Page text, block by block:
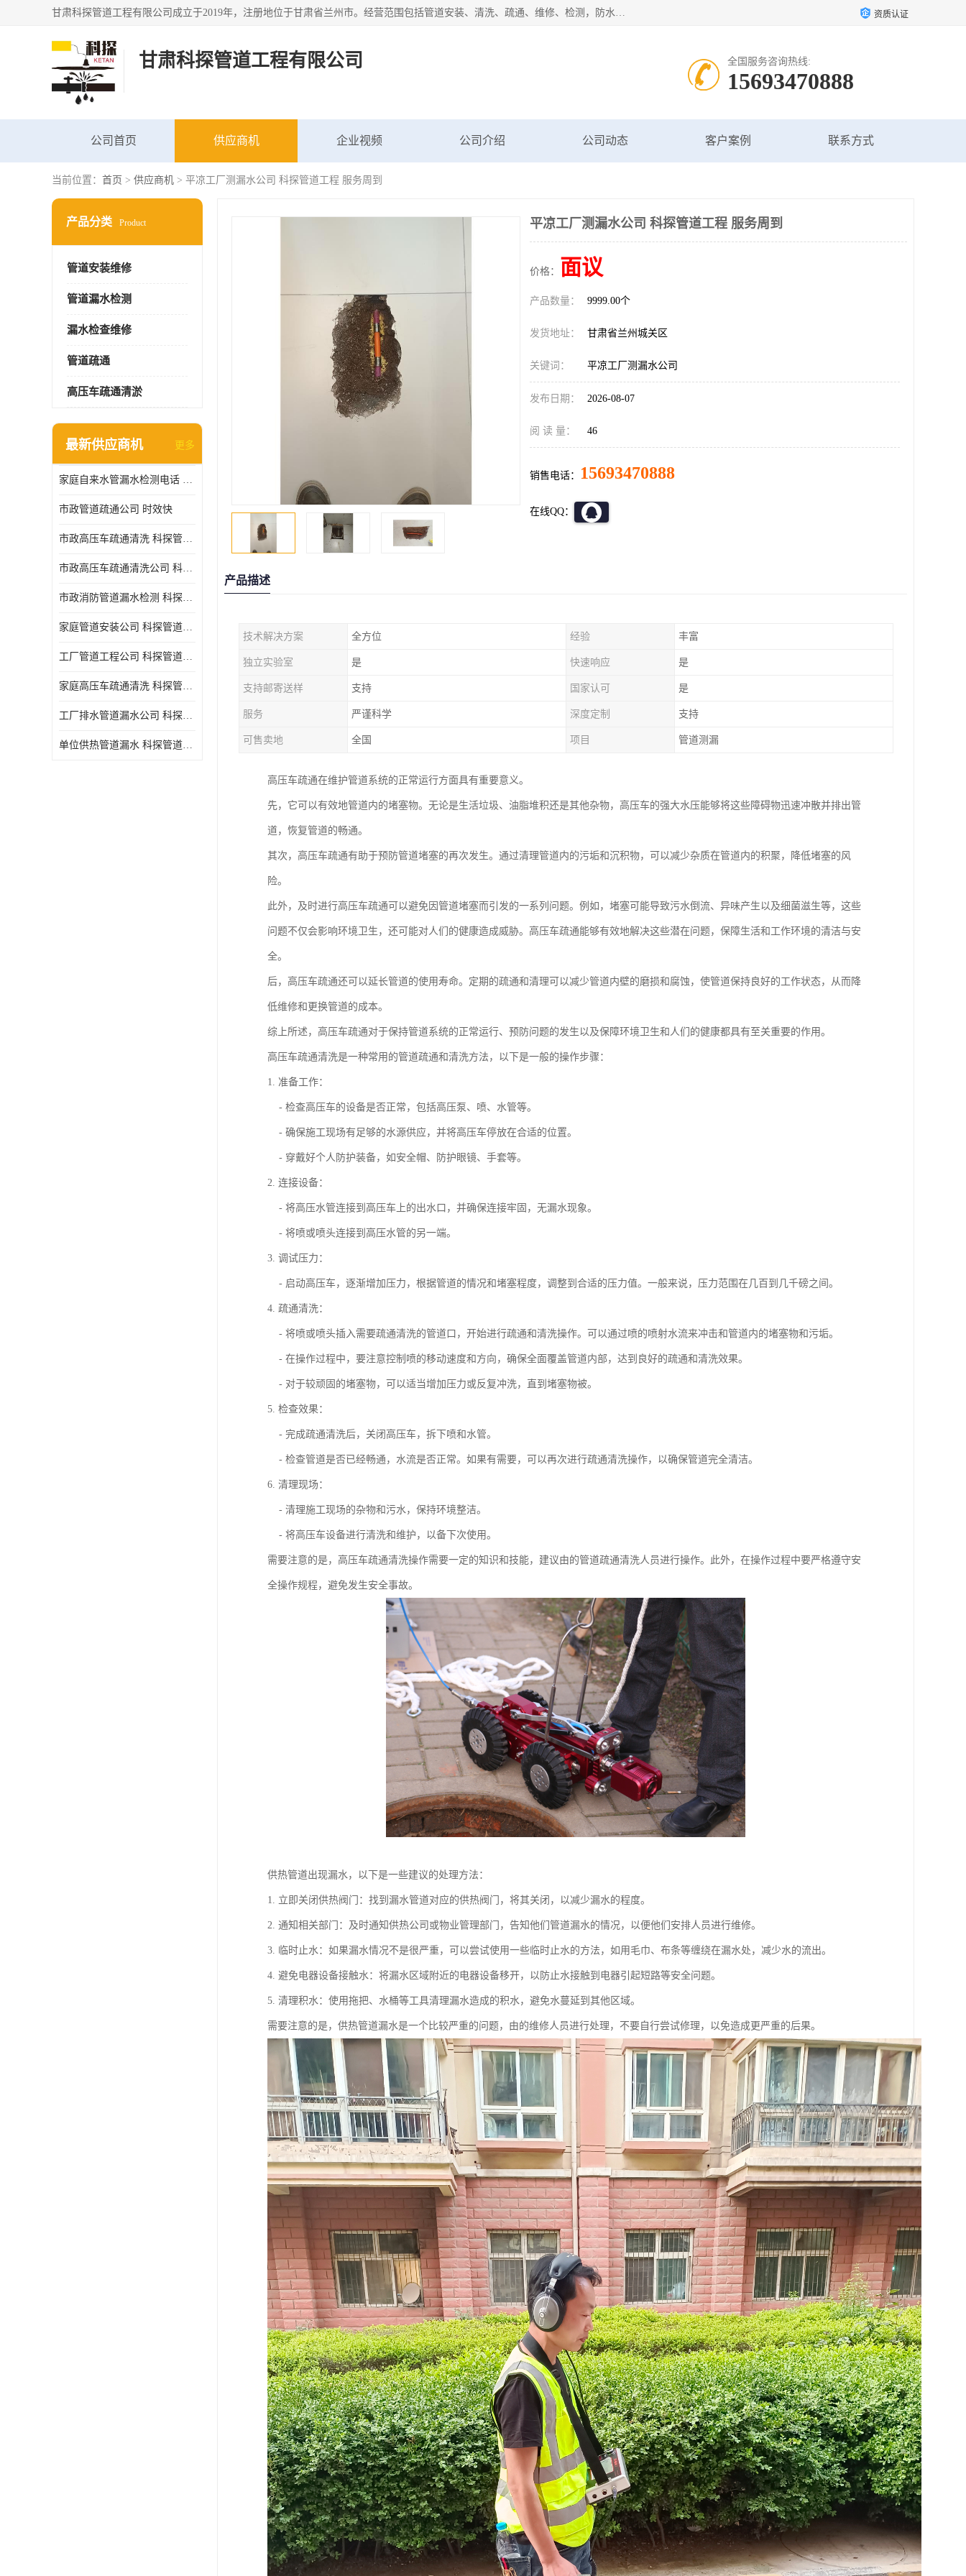
甘肃科探管道工程有限公司成立于2019年，注册地位于甘肃省兰州市。经营范围包括管道安装、清洗、疏通、维修、检测，防水工程，工程钻孔，化粪池清理，暖气安装，给排水管道安装维修，室内外管道如消防、供水、供热管道漏水检测定位，室内外防水堵漏等。 资质认证
甘肃科探管道工程有限公司 全国服务咨询热线:
15693470888
公司首页 供应商机 企业视频 公司介绍 公司动态 客户案例 联系方式
当前位置： 首页 > 供应商机 > 平凉工厂测漏水公司 科探管道工程 服务周到
产品分类 Product
管道安装维修
管道漏水检测
漏水检查维修
管道疏通
高压车疏通清淤
最新供应商机 更多
家庭自来水管漏水检测电话 服务周到
市政管道疏通公司 时效快
市政高压车疏通清洗 科探管道工程 设备齐
市政高压车疏通清洗公司 科探管道工程 经验丰富
市政消防管道漏水检测 科探管道工程 快速上门
家庭管道安装公司 科探管道工程 团队服务
工厂管道工程公司 科探管道工程 时效快
家庭高压车疏通清洗 科探管道工程 服务周到
工厂排水管道漏水公司 科探管道工程 快速上门
单位供热管道漏水 科探管道工程 设备齐
平凉工厂测漏水公司 科探管道工程 服务周到
价格： 面议
产品数量： 9999.00个
发货地址： 甘肃省兰州城关区
关键词： 平凉工厂测漏水公司
发布日期： 2026-08-07
阅 读 量： 46
销售电话： 15693470888
在线QQ：
产品描述
技术解决方案 全方位 经验 丰富
独立实验室 是 快速响应 是
支持邮寄送样 支持 国家认可 是
服务 严谨科学 深度定制 支持
可售卖地 全国 项目 管道测漏
高压车疏通在维护管道系统的正常运行方面具有重要意义。
先，它可以有效地管道内的堵塞物。无论是生活垃圾、油脂堆积还是其他杂物，高压车的强大水压能够将这些障碍物迅速冲散并排出管
道，恢复管道的畅通。
其次，高压车疏通有助于预防管道堵塞的再次发生。通过清理管道内的污垢和沉积物，可以减少杂质在管道内的积聚，降低堵塞的风
险。
此外，及时进行高压车疏通可以避免因管道堵塞而引发的一系列问题。例如，堵塞可能导致污水倒流、异味产生以及细菌滋生等，这些
问题不仅会影响环境卫生，还可能对人们的健康造成威胁。高压车疏通能够有效地解决这些潜在问题，保障生活和工作环境的清洁与安
全。
后，高压车疏通还可以延长管道的使用寿命。定期的疏通和清理可以减少管道内壁的磨损和腐蚀，使管道保持良好的工作状态，从而降
低维修和更换管道的成本。
综上所述，高压车疏通对于保持管道系统的正常运行、预防问题的发生以及保障环境卫生和人们的健康都具有至关重要的作用。
高压车疏通清洗是一种常用的管道疏通和清洗方法，以下是一般的操作步骤：
1. 准备工作：
- 检查高压车的设备是否正常，包括高压泵、喷、水管等。
- 确保施工现场有足够的水源供应，并将高压车停放在合适的位置。
- 穿戴好个人防护装备，如安全帽、防护眼镜、手套等。
2. 连接设备：
- 将高压水管连接到高压车上的出水口，并确保连接牢固，无漏水现象。
- 将喷或喷头连接到高压水管的另一端。
3. 调试压力：
- 启动高压车，逐渐增加压力，根据管道的情况和堵塞程度，调整到合适的压力值。一般来说，压力范围在几百到几千磅之间。
4. 疏通清洗：
- 将喷或喷头插入需要疏通清洗的管道口，开始进行疏通和清洗操作。可以通过喷的喷射水流来冲击和管道内的堵塞物和污垢。
- 在操作过程中，要注意控制喷的移动速度和方向，确保全面覆盖管道内部，达到良好的疏通和清洗效果。
- 对于较顽固的堵塞物，可以适当增加压力或反复冲洗，直到堵塞物被。
5. 检查效果：
- 完成疏通清洗后，关闭高压车，拆下喷和水管。
- 检查管道是否已经畅通，水流是否正常。如果有需要，可以再次进行疏通清洗操作，以确保管道完全清洁。
6. 清理现场：
- 清理施工现场的杂物和污水，保持环境整洁。
- 将高压车设备进行清洗和维护，以备下次使用。
需要注意的是，高压车疏通清洗操作需要一定的知识和技能，建议由的管道疏通清洗人员进行操作。此外，在操作过程中要严格遵守安
全操作规程，避免发生安全事故。
供热管道出现漏水，以下是一些建议的处理方法：
1. 立即关闭供热阀门：找到漏水管道对应的供热阀门，将其关闭，以减少漏水的程度。
2. 通知相关部门：及时通知供热公司或物业管理部门，告知他们管道漏水的情况，以便他们安排人员进行维修。
3. 临时止水：如果漏水情况不是很严重，可以尝试使用一些临时止水的方法，如用毛巾、布条等缠绕在漏水处，减少水的流出。
4. 避免电器设备接触水：将漏水区域附近的电器设备移开，以防止水接触到电器引起短路等安全问题。
5. 清理积水：使用拖把、水桶等工具清理漏水造成的积水，避免水蔓延到其他区域。
需要注意的是，供热管道漏水是一个比较严重的问题，由的维修人员进行处理，不要自行尝试修理，以免造成更严重的后果。